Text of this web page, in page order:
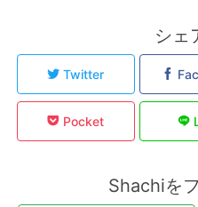
シェ
Twitter
Pocket
Shachiを